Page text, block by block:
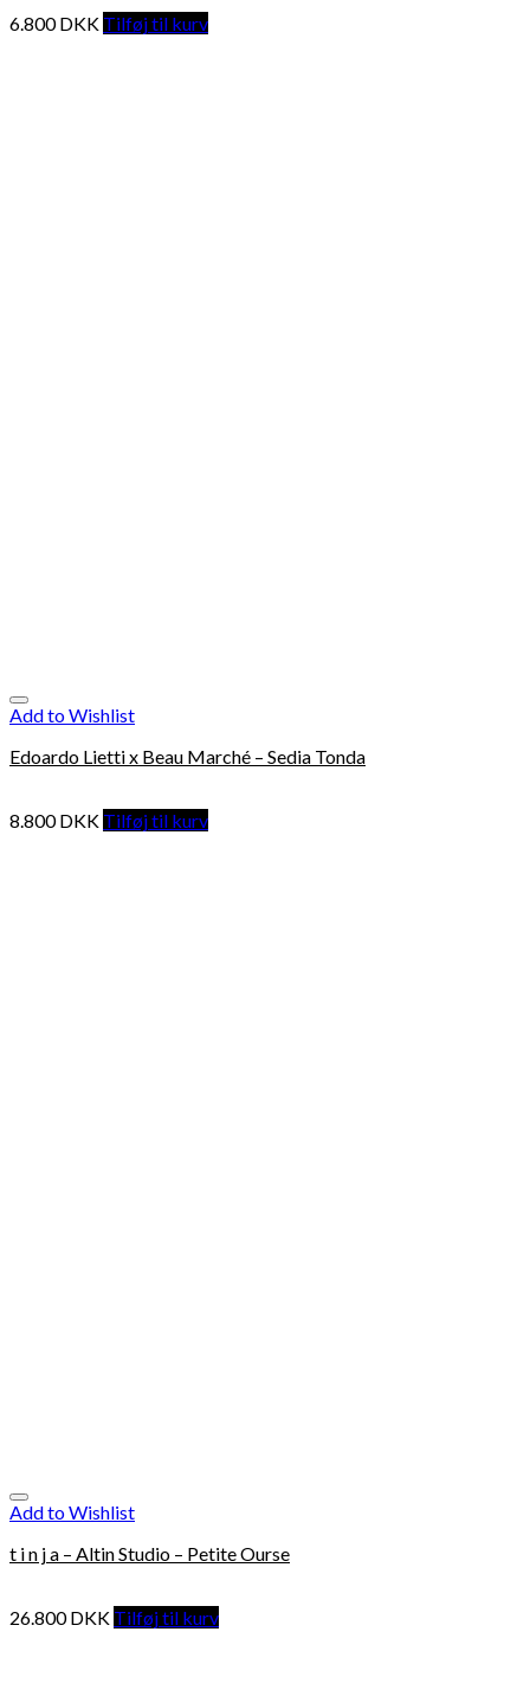
6.800DKK Tilføj til kurv
Add to Wishlist
Edoardo Lietti x Beau Marché – Sedia Tonda
8.800DKK Tilføj til kurv
Add to Wishlist
t i n j a – Altin Studio – Petite Ourse
26.800DKK Tilføj til kurv